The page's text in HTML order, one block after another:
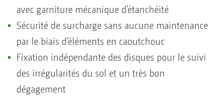
avec garniture mécanique d’étanchéité
Sécurité de surcharge sans aucune maintenance
par le biais d’éléments en caoutchouc
Fixation indépendante des disques pour le suivi
des irrégularités du sol et un très bon
dégagement